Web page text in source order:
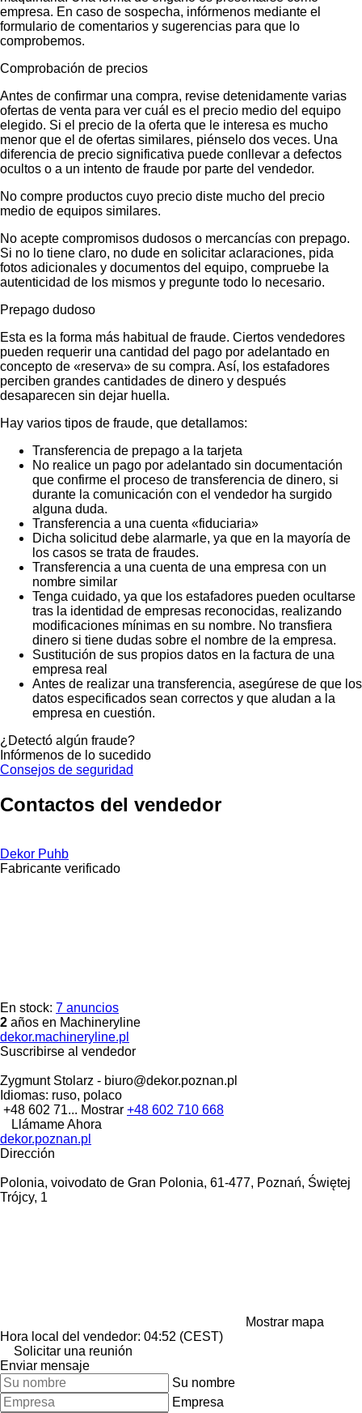
empresa. En caso de sospecha, infórmenos mediante el
formulario de comentarios y sugerencias para que lo
comprobemos.
Comprobación de precios
Antes de confirmar una compra, revise detenidamente varias
ofertas de venta para ver cuál es el precio medio del equipo
elegido. Si el precio de la oferta que le interesa es mucho
menor que el de ofertas similares, piénselo dos veces. Una
diferencia de precio significativa puede conllevar a defectos
ocultos o a un intento de fraude por parte del vendedor.
No compre productos cuyo precio diste mucho del precio
medio de equipos similares.
No acepte compromisos dudosos o mercancías con prepago.
Si no lo tiene claro, no dude en solicitar aclaraciones, pida
fotos adicionales y documentos del equipo, compruebe la
autenticidad de los mismos y pregunte todo lo necesario.
Prepago dudoso
Esta es la forma más habitual de fraude. Ciertos vendedores
pueden requerir una cantidad del pago por adelantado en
concepto de «reserva» de su compra. Así, los estafadores
perciben grandes cantidades de dinero y después
desaparecen sin dejar huella.
Hay varios tipos de fraude, que detallamos:
Transferencia de prepago a la tarjeta
No realice un pago por adelantado sin documentación
que confirme el proceso de transferencia de dinero, si
durante la comunicación con el vendedor ha surgido
alguna duda.
Transferencia a una cuenta «fiduciaria»
Dicha solicitud debe alarmarle, ya que en la mayoría de
los casos se trata de fraudes.
Transferencia a una cuenta de una empresa con un
nombre similar
Tenga cuidado, ya que los estafadores pueden ocultarse
tras la identidad de empresas reconocidas, realizando
modificaciones mínimas en su nombre. No transfiera
dinero si tiene dudas sobre el nombre de la empresa.
Sustitución de sus propios datos en la factura de una
empresa real
Antes de realizar una transferencia, asegúrese de que los
datos especificados sean correctos y que aludan a la
empresa en cuestión.
¿Detectó algún fraude?
Infórmenos de lo sucedido
Consejos de seguridad
Contactos del vendedor
Dekor Puhb
Fabricante verificado
En stock: 7 anuncios
2 años en Machineryline
dekor.machineryline.pl
Suscribirse al vendedor
Zygmunt Stolarz - biuro@dekor.poznan.pl
Idiomas: ruso, polaco
+48 602 71... Mostrar +48 602 710 668
Llámame Ahora
dekor.poznan.pl
Dirección
Polonia, voivodato de Gran Polonia, 61-477, Poznań, Świętej
Trójcy, 1
Mostrar mapa
Hora local del vendedor: 04:52 (CEST)
Solicitar una reunión
Enviar mensaje
Su nombre
Empresa